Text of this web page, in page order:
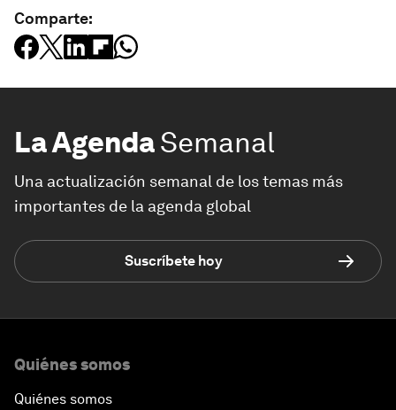
Comparte:
La AgendaSemanal
Una actualización semanal de los temas más
importantes de la agenda global
Suscríbete hoy
Quiénes somos
Quiénes somos